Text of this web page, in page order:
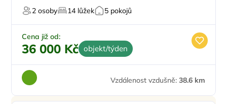
2 osoby 14 lůžek 5 pokojů
Cena již od:
36 000 Kč objekt/týden
Vzdálenost vzdušně: 38.6 km